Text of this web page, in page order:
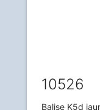
10526
Balise K5d